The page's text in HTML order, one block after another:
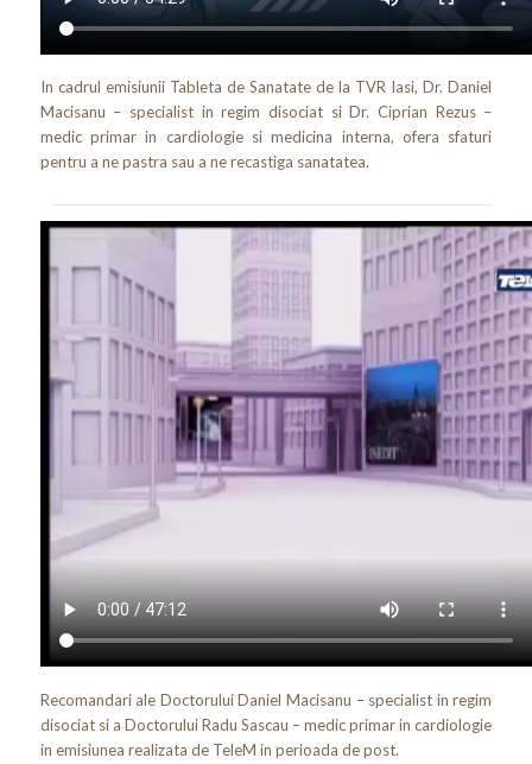
In cadrul emisiunii Tableta de Sanatate de la TVR Iasi, Dr. Daniel
Macisanu – specialist in regim disociat si Dr. Ciprian Rezus –
medic primar in cardiologie si medicina interna, ofera sfaturi
pentru a ne pastra sau a ne recastiga sanatatea.
Recomandari ale Doctorului Daniel Macisanu – specialist in regim
disociat si a Doctorului Radu Sascau – medic primar in cardiologie
in emisiunea realizata de TeleM in perioada de post.